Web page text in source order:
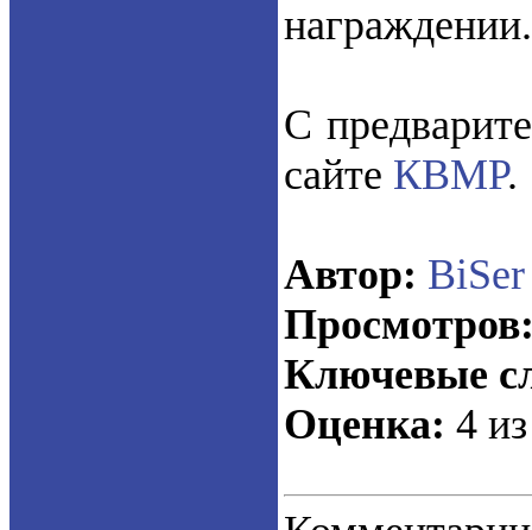
награждении.
С
сайте КВМР.
Автор: BiSer
Ключевые
Оценка: 4